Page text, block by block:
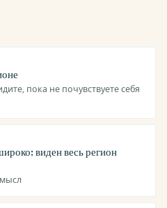
пока не почувствуете себя
виден весь регион